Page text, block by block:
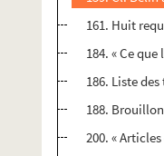
161. Huit
184. « Ce
186. Liste
188.
200. «